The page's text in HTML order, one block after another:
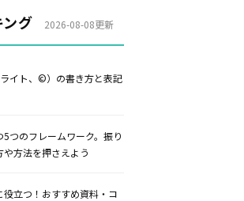
ング 2026-08-08更新
イト、©）の書き方と表記
つのフレームワーク。振り
方法を押さえよう
役立つ！おすすめ資料・コ